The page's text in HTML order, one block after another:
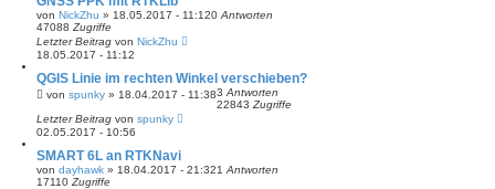
von NickZhu » 18.05.2017 - 11:120 Antworten
47088 Zugriffe
Letzter Beitrag von NickZhu
18.05.2017 - 11:12
QGIS Linie im rechten Winkel verschieben?
von spunky » 18.04.2017 - 11:383 Antworten
22843 Zugriffe
Letzter Beitrag von spunky
02.05.2017 - 10:56
SMART 6L an RTKNavi
von dayhawk » 18.04.2017 - 21:321 Antworten
17110 Zugriffe